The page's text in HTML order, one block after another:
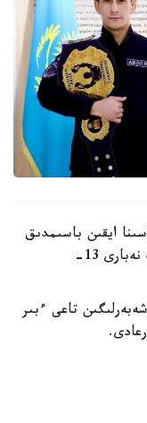
ايقىن باسىمدىق
تانىتىپ، كەزدەسۋدى ءبىرىنشى راۋندتىڭ نەبارى 13-
شەبەرلىگىن تاعى ءبىر